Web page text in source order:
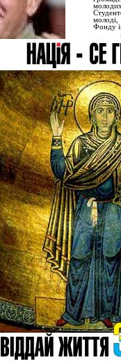
Фонду
у
сім'ї, молоді та спорту в
молодіжних культурних
в сфері молодіжної політики.
справах сім’ї, молоді та спорту
організаціями
та такі, що входять до
контактів молоді пов’язана з
учасником. Загалом, можна
та самостійну. До
студентські й молодіжні
закладів, виконання
булиспіворганізаторамиабо
молодіжних організацій,
а також самі стають учасниками
передусім, „Українська
„Зарево”, „Фундація
відзначили, що молодіжні
Союзу з метою
реалізація різних
конференцій та